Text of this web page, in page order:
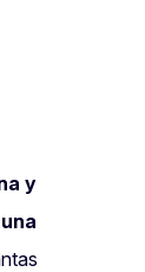
y
una